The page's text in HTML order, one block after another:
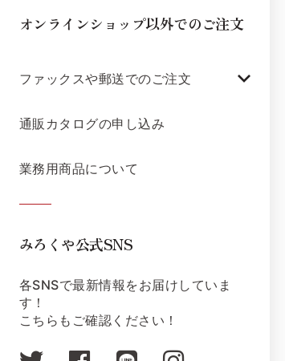
オンラインショップ以外でのご注文
ファックスや郵送でのご注文
通販カタログの申し込み
業務用商品について
みろくや公式SNS
各SNSで最新情報をお届けしていま
す！
こちらもご確認ください！